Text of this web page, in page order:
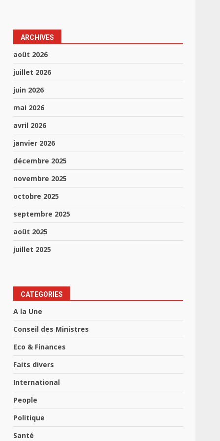
ARCHIVES
août 2026
juillet 2026
juin 2026
mai 2026
avril 2026
janvier 2026
décembre 2025
novembre 2025
octobre 2025
septembre 2025
août 2025
juillet 2025
CATEGORIES
A la Une
Conseil des Ministres
Eco & Finances
Faits divers
International
People
Politique
Santé